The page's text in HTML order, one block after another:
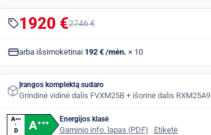
1920 €2746 €
arba išsimokėtinai 192 € /mėn. × 10
Įrangos komplektą sudaro
Grindinė vidinė dalis FVXM25B + išorinė dalis RXM25A9
A+++
↑
D A+++ Energijos klasė
Gaminio info. lapas (PDF) · Etiketė